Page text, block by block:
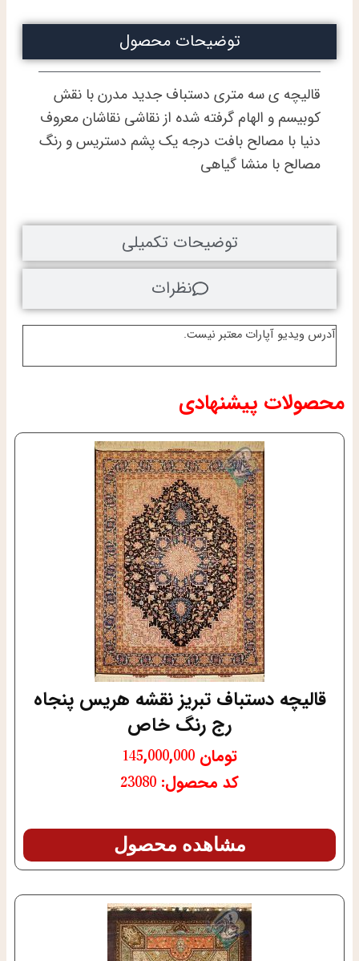
دستریس
آدرس ویدیو آپارات معتبر نیست.
توضیحات محصول
توضیحات تکمیلی
نظرات
قالیچه ی سه متری دستباف جدید مدرن با نقش
کوبیسم و الهام گرفته شده از نقاشی نقاشان معروف
دنیا با مصالح بافت درجه یک پشم دستریس و رنگ
مصالح با منشا گیاهی
محصولات پیشنهادی
قالیچه دستباف تبریز نقشه هریس پنجاه
رج رنگ خاص
تومان
کد محصول: 23080
مشاهده محصول